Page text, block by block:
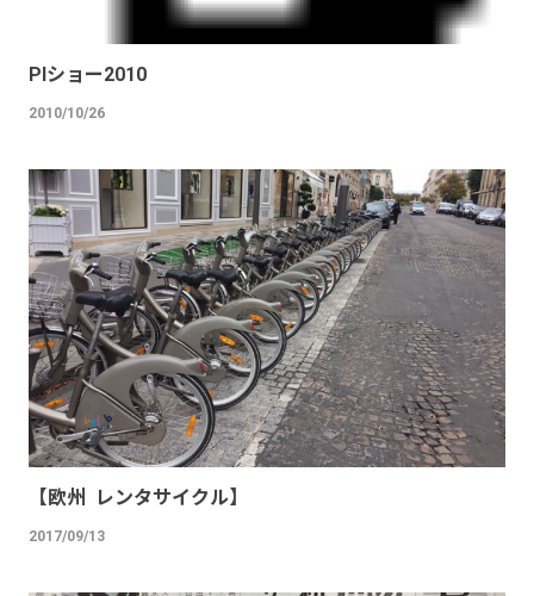
PIショー2010
2010/10/26
【欧州 レンタサイクル】
2017/09/13